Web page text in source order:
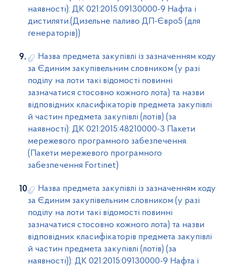
наявності): ДК 021:2015:09130000-9 Нафта і
дистиляти.(Дизельне паливо ДП-Євро5 (для
генераторів))
Назва предмета закупівлі із зазначенням коду
за Єдиним закупівельним словником (у разі
поділу на лоти такі відомості повинні
зазначатися стосовно кожного лота) та назви
відповідних класифікаторів предмета закупівлі
й частин предмета закупівлі (лотів) (за
наявності): ДК 021:2015:48210000-3 Пакети
мережевого програмного забезпечення.
(Пакети мережевого програмного
забезпечення Fortinet)
Назва предмета закупівлі із зазначенням коду
за Єдиним закупівельним словником (у разі
поділу на лоти такі відомості повинні
зазначатися стосовно кожного лота) та назви
відповідних класифікаторів предмета закупівлі
й частин предмета закупівлі (лотів) (за
наявності)): ДК 021:2015:09130000-9 Нафта і